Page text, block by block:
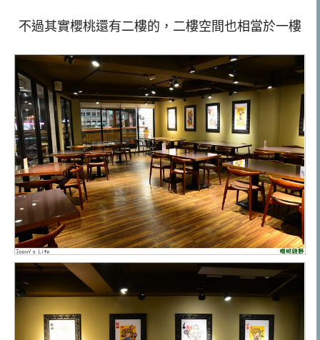
不過其實櫻桃還有二樓的，二樓空間也相當於一樓